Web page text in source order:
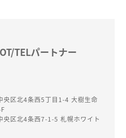
TELパートナー
央区北4条西5丁目1-4 大樹生命
央区北4条西7-1-5 札幌ホワイト